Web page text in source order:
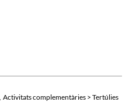
Activitats complementàries > Tertúlies